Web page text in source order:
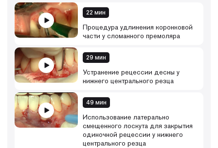
22 мин
Процедура удлинения коронковой
части у сломанного премоляра
29 мин
Устранение рецессии десны у
нижнего центрального резца
49 мин
Использование латерально
смещенного лоскута для закрытия
одиночной рецессии у нижнего
центрального резца